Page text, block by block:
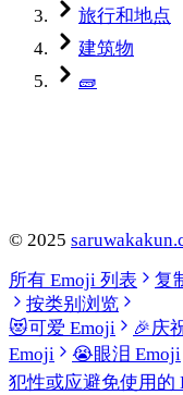
旅行和地点
建筑物
🧱
© 2025
所有 Emoji 列表
复
按类别浏览
😻可爱 Emoji 🎉庆
Emoji
😭眼泪 Emoji
犯性或应避免使用的